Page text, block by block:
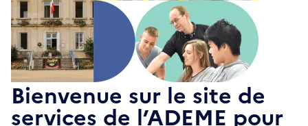
Bienvenue sur le site de
services de l’ADEME pour